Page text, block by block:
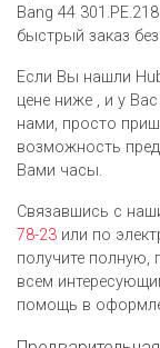
Bang 44
быстрый заказ
Если Вы нашли
цене ниже , и у
нами, просто
возможность
Вами часы.
Связавшись с
78-23 или по
получите
всем
помощь в